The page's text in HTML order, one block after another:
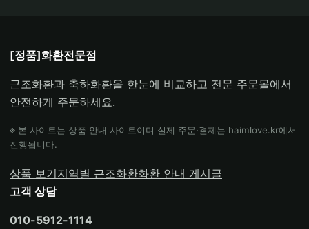
[정품]화환전문점
근조화환과 축하화환을 한눈에 비교하고 전문 주문몰에서
안전하게 주문하세요.
※ 본 사이트는 상품 안내 사이트이며 실제 주문·결제는 haimlove.kr에서
진행됩니다.
상품 보기지역별 근조화환화환 안내 게시글
고객 상담
010-5912-1114